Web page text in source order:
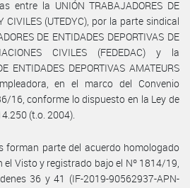
entre la UNIÓN TRABAJADORES DE
CIVILES (UTEDYC), por la parte sindical
DE ENTIDADES DEPORTIVAS DE
CIVILES (FEDEDAC) y la
ENTIDADES DEPORTIVAS AMATEURS
en el marco del Convenio
16, conforme lo dispuesto en la Ley de
(t.o. 2004).
forman parte del acuerdo homologado
Visto y registrado bajo el Nº 1814/19,
36 y 41 (IF-2019-90562937-APN-